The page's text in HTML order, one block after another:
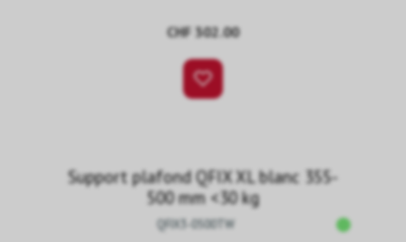
CHF 302.00
Support plafond QFIX XL blanc 355-
500 mm <30 kg
QFIX3-0500TW